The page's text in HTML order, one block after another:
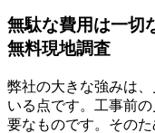
無駄な費用は一切
無料現地調査
弊社の大きな強みは
いる点です。工事前
要なものです。その